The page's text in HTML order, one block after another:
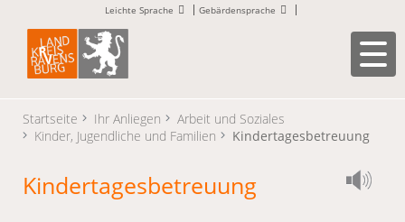
Leichte Sprache Gebärdensprache
Startseite Ihr Anliegen
Arbeit und Soziales
Kinder, Jugendliche und Familien
Kindertagesbetreuung
Kindertagesbetreuung